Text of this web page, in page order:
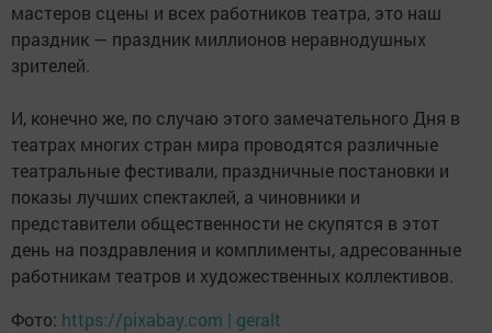
мастеров сцены и всех работников театра, это наш
праздник — праздник миллионов неравнодушных
зрителей.
И, конечно же, по случаю этого замечательного Дня в
театрах многих стран мира проводятся различные
театральные фестивали, праздничные постановки и
показы лучших спектаклей, а чиновники и
представители общественности не скупятся в этот
день на поздравления и комплименты, адресованные
работникам театров и художественных коллективов.
Фото: https://pixabay.com | geralt